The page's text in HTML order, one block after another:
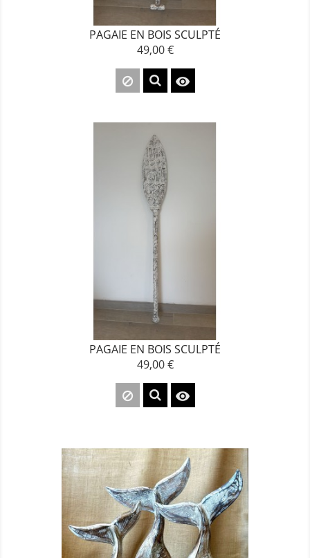
PAGAIE EN BOIS SCULPTÉ
Prix
49,00 €

PAGAIE EN BOIS SCULPTÉ
Prix
49,00 €
